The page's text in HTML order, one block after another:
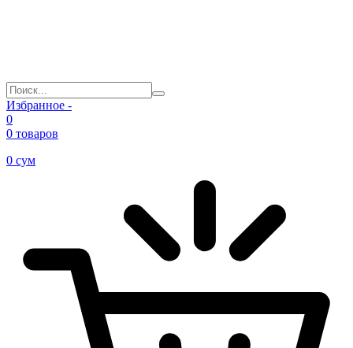
Избранное -
0
0 товаров
0 сум